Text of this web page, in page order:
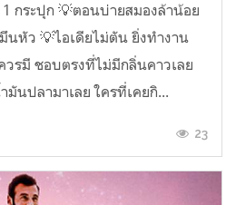
1 กระปุก 💡ตอนบ่ายสมองล้าน้อย
นหัว 💡ไอเดียไม่ตัน ยิ่งทำงาน
วรมี ชอบตรงที่ไม่มีกลิ่นคาวเลย
นปลามาเลย ใครที่เคยกิ...
23